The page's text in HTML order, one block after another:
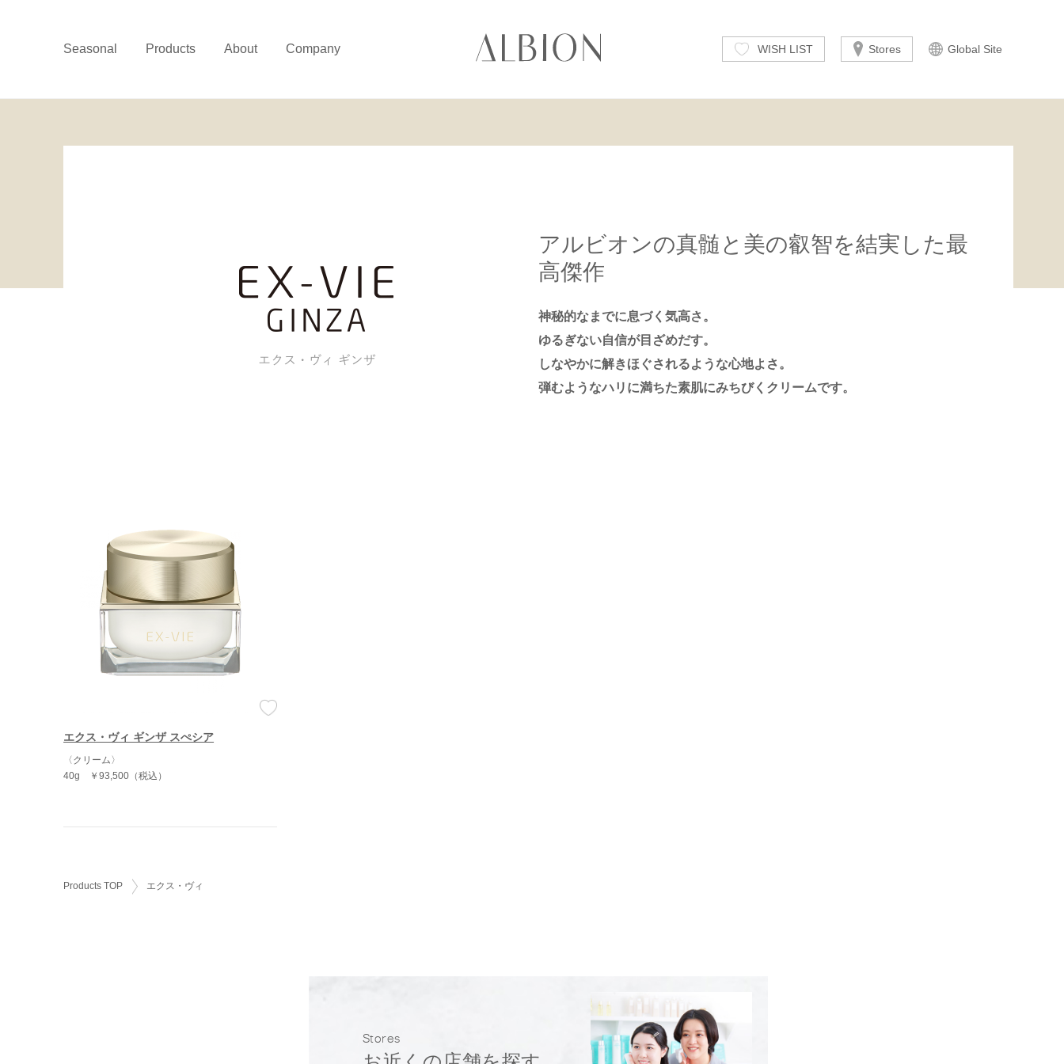
Seasonal Products About Company WISH LIST Stores Global Site
アルビオンの真髄と美の叡智を結実した最
高傑作
神秘的なまでに息づく気高さ。
ゆるぎない自信が目ざめだす。
しなやかに解きほぐされるような心地よさ。
弾むようなハリに満ちた素肌にみちびくクリームです。
エクス・ヴィ ギンザ スぺシア
〈クリーム〉
40g
￥93,500（税込）
Products TOP エクス・ヴィ
Stores